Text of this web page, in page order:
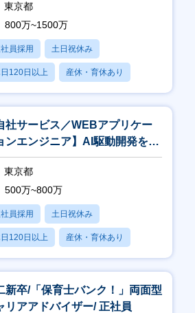
東京都
800万~1500万
員採用 土日祝休み
120日以上 産休・育休あり
あり
社サービス／WEBアプリケー
ンエンジニア】AI駆動開発を推
早期テックリードを目指せま
東京都
500万~800万
員採用 土日祝休み
120日以上 産休・育休あり
あり
新卒/「保育士バンク！」両面型
リアアドバイザー/ 正社員